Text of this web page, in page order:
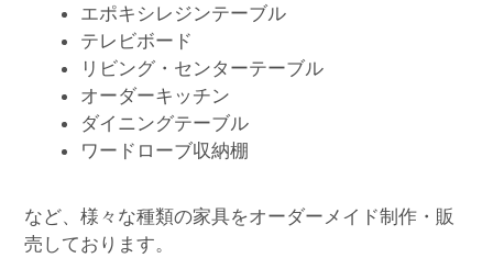
エポキシレジンテーブル
テレビボード
リビング・センターテーブル
オーダーキッチン
ダイニングテーブル
ワードローブ収納棚
など、様々な種類の家具をオーダーメイド制作・販
売しております。